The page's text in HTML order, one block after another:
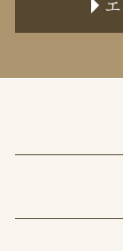
監護権 養
離婚裁判
家賃 値上
家賃滞納
家賃滞納
家賃滞納
港区 離婚
目黒区 離
中央区 不
目黒区 不